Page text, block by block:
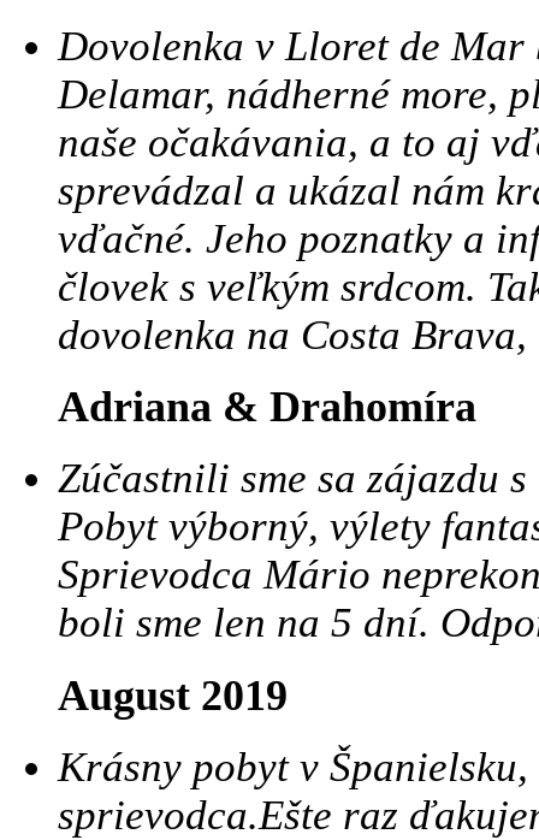
Dovolenka v Lloret de
Delamar, nádherné more,
naše očakávania, a to aj
sprevádzal a ukázal nám
vďačné. Jeho poznatky a
človek s veľkým srdcom.
dovolenka na Costa
Adriana & Drahomíra
Zúčastnili sme sa zájazdu
Pobyt výborný, výlety
Sprievodca Mário
boli sme len na 5 dní.
August 2019
Krásny pobyt v
sprievodca.Ešte raz